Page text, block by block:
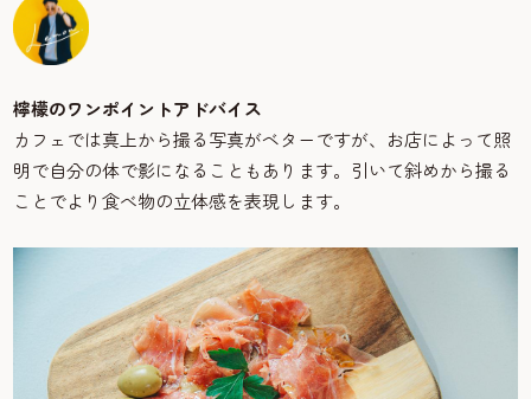
檸檬のワンポイントアドバイス
カフェでは真上から撮る写真がベターですが、お店によって照
明で自分の体で影になることもあります。引いて斜めから撮る
ことでより食べ物の立体感を表現します。